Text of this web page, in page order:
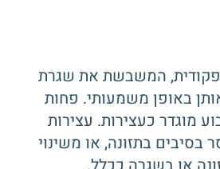
המשבשת את שגרת
באופן משמעותי. פחות
מוגדר כעצירות. עצירות
בסיבים בתזונה, או משינוי